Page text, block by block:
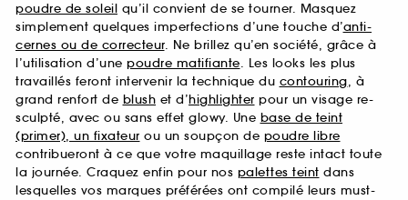
poudre de soleil qu’il convient de se tourner. Masquez
simplement quelques imperfections d’une touche d’anti-
cernes ou de correcteur. Ne brillez qu’en société, grâce à
l’utilisation d’une poudre matifiante. Les looks les plus
travaillés feront intervenir la technique du contouring, à
grand renfort de blush et d’highlighter pour un visage re-
sculpté, avec ou sans effet glowy. Une base de teint
(primer), un fixateur ou un soupçon de poudre libre
contribueront à ce que votre maquillage reste intact toute
la journée. Craquez enfin pour nos palettes teint dans
lesquelles vos marques préférées ont compilé leurs must-